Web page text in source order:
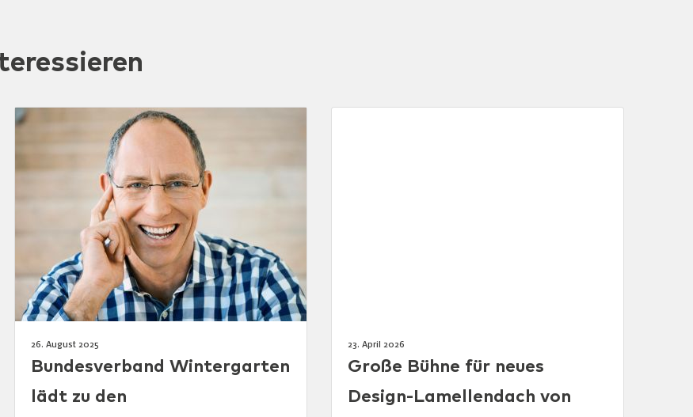
26. August 2025
Bundesverband Wintergarten
lädt zu den
23. April 2026
Große Bühne für neues
Design-Lamellendach von